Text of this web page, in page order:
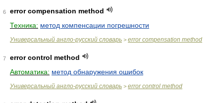
6
error compensation method
Техника: метод компенсации погрешности
Универсальный англо-русский словарь > error compensation method
7
error control method
Автоматика: метод обнаружения ошибок
Универсальный англо-русский словарь > error control method